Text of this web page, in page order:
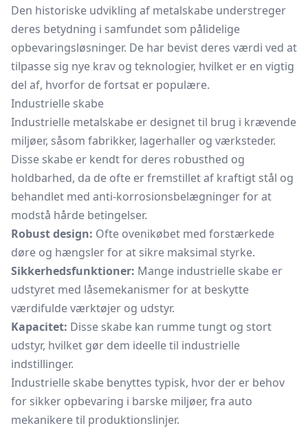
Den historiske udvikling af metalskabe understreger
deres betydning i samfundet som pålidelige
opbevaringsløsninger. De har bevist deres værdi ved at
tilpasse sig nye krav og teknologier, hvilket er en vigtig
del af, hvorfor de fortsat er populære.
Industrielle skabe
Industrielle metalskabe er designet til brug i krævende
miljøer, såsom fabrikker, lagerhaller og værksteder.
Disse skabe er kendt for deres robusthed og
holdbarhed, da de ofte er fremstillet af kraftigt stål og
behandlet med anti-korrosionsbelægninger for at
modstå hårde betingelser.
Robust design: Ofte ovenikøbet med forstærkede
døre og hængsler for at sikre maksimal styrke.
Sikkerhedsfunktioner: Mange industrielle skabe er
udstyret med låsemekanismer for at beskytte
værdifulde værktøjer og udstyr.
Kapacitet: Disse skabe kan rumme tungt og stort
udstyr, hvilket gør dem ideelle til industrielle
indstillinger.
Industrielle skabe benyttes typisk, hvor der er behov
for sikker opbevaring i barske miljøer, fra auto
mekanikere til produktionslinjer.